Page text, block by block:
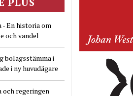
- En historia om
och vandel
bolagsstämma i
i ny huvudägare
och regeringen